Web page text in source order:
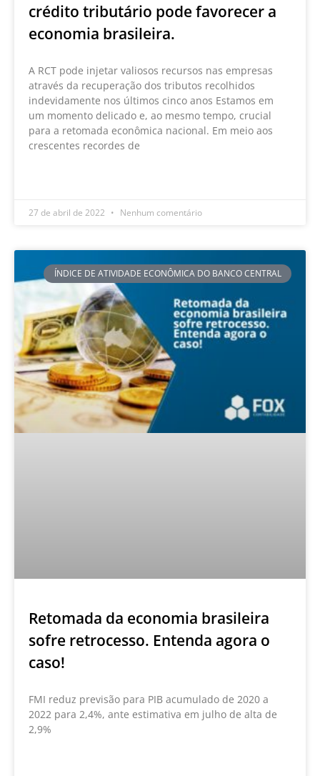
crédito tributário pode favorecer a
economia brasileira.
A RCT pode injetar valiosos recursos nas empresas
através da recuperação dos tributos recolhidos
indevidamente nos últimos cinco anos Estamos em
um momento delicado e, ao mesmo tempo, crucial
para a retomada econômica nacional. Em meio aos
crescentes recordes de
27 de abril de 2022 Nenhum comentário
ÍNDICE DE ATIVIDADE ECONÔMICA DO BANCO CENTRAL
Retomada da economia brasileira
sofre retrocesso. Entenda agora o
caso!
FMI reduz previsão para PIB acumulado de 2020 a
2022 para 2,4%, ante estimativa em julho de alta de
2,9%